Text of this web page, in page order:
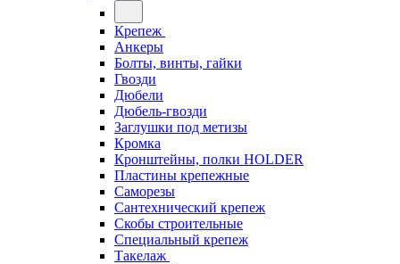
Крепеж
Анкеры
Болты, винты, гайки
Гвозди
Дюбели
Дюбель-гвозди
Заглушки под метизы
Кромка
Кронштейны, полки НОLDER
Пластины крепежные
Саморезы
Сантехнический крепеж
Скобы строительные
Специальный крепеж
Такелаж